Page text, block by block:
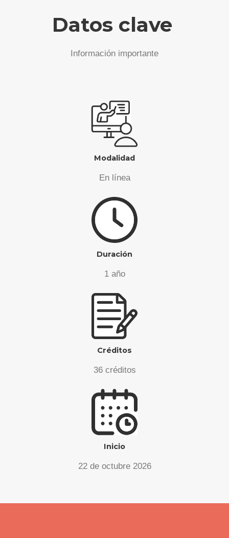
Datos clave
Información importante
Modalidad
En línea
Duración
1 año
Créditos
36 créditos
Inicio
22 de octubre 2026